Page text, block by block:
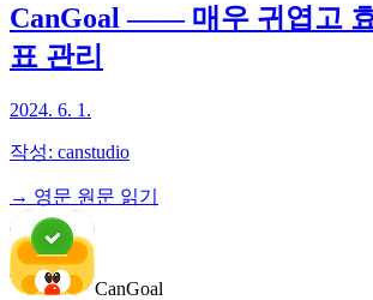
CanGoal —— 매우 귀엽고
표 관리
2024. 6. 1.
작성: canstudio
→ 영문 원문 읽기
CanGoal